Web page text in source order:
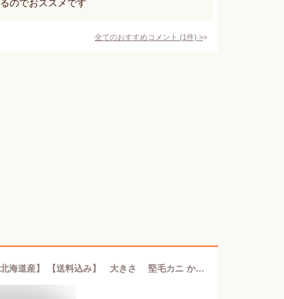
のでおススメです
全てのおすすめコメント (1件) >
活毛ガニ 活毛蟹 堅毛蟹 【特大 1尾900g前後 北海道産】 【送料込み】 大きさ 堅毛カニ かに味噌 敬老の日 母の日 父の日 お中元 お歳暮 ギフト